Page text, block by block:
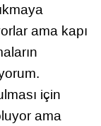
ama kapı
için
ama